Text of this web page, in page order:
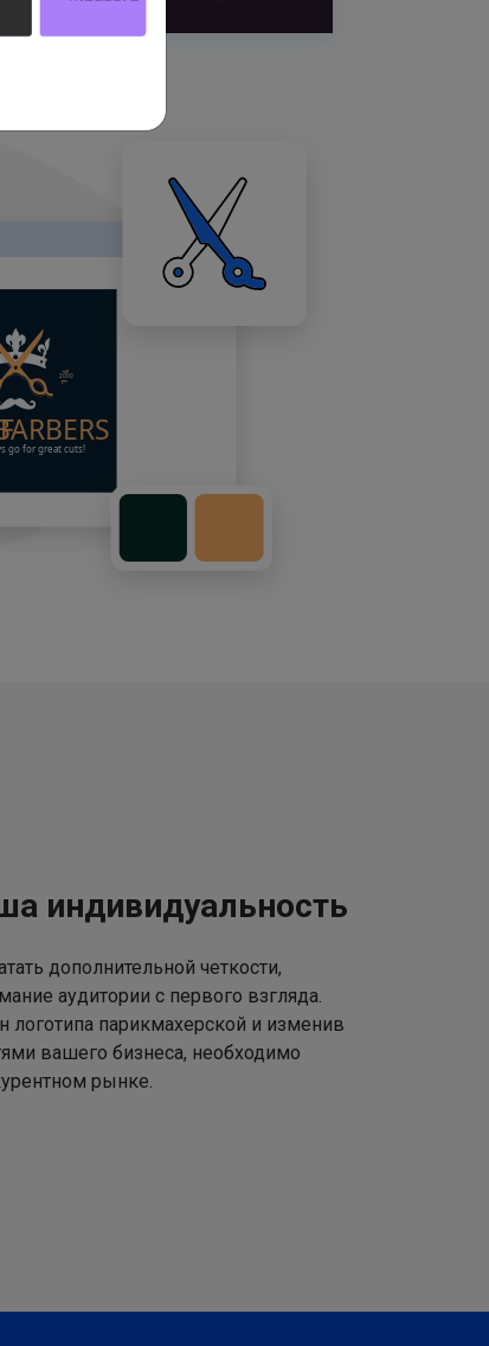
индивидуальность
дополнительной четкости,
аудитории с первого взгляда.
логотипа парикмахерской и изменив
вашего бизнеса, необходимо
рынке.